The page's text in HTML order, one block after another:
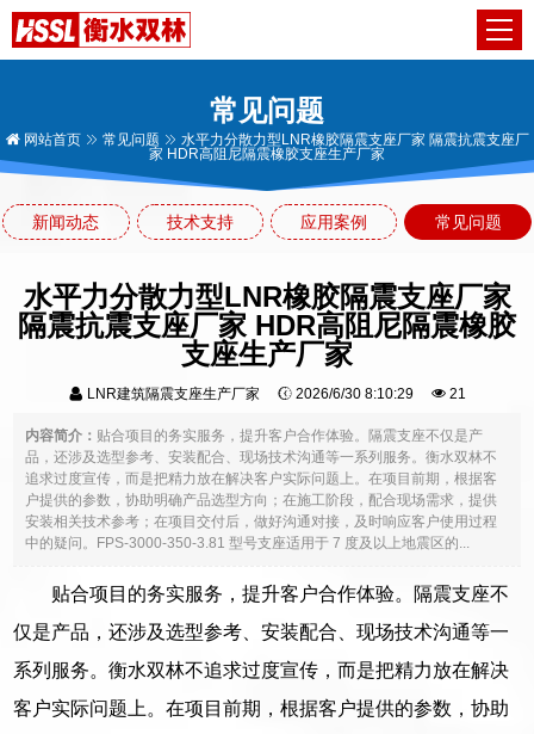
常见问题
网站首页 常见问题
水平力分散力型LNR橡胶隔震支座厂家 隔震抗震支座厂
家 HDR高阻尼隔震橡胶支座生产厂家
新闻动态 技术支持 应用案例 常见问题
水平力分散力型LNR橡胶隔震支座厂家
隔震抗震支座厂家 HDR高阻尼隔震橡胶
支座生产厂家
LNR建筑隔震支座生产厂家 2026/6/30 8:10:29 21
内容简介： 贴合项目的务实服务，提升客户合作体验。隔震支座不仅是产
品，还涉及选型参考、安装配合、现场技术沟通等一系列服务。衡水双林不
追求过度宣传，而是把精力放在解决客户实际问题上。在项目前期，根据客
户提供的参数，协助明确产品选型方向；在施工阶段，配合现场需求，提供
安装相关技术参考；在项目交付后，做好沟通对接，及时响应客户使用过程
中的疑问。FPS-3000-350-3.81 型号支座适用于 7 度及以上地震区的...
贴合项目的务实服务，提升客户合作体验。隔震支座不
仅是产品，还涉及选型参考、安装配合、现场技术沟通等一
系列服务。衡水双林不追求过度宣传，而是把精力放在解决
客户实际问题上。在项目前期，根据客户提供的参数，协助